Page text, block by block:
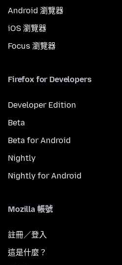
Android 瀏覽器
iOS 瀏覽器
Focus 瀏覽器
Firefox for Developers
Developer Edition
Beta
Beta for Android
Nightly
Nightly for Android
Mozilla 帳號
註冊／登入
這是什麼？